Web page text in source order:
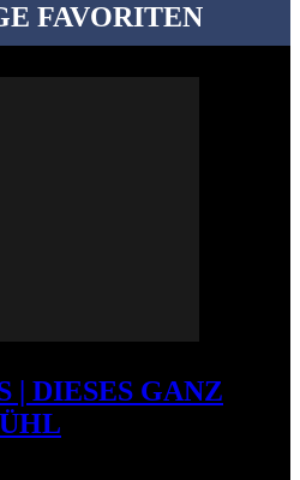
FAVORITEN
DIESES GANZ